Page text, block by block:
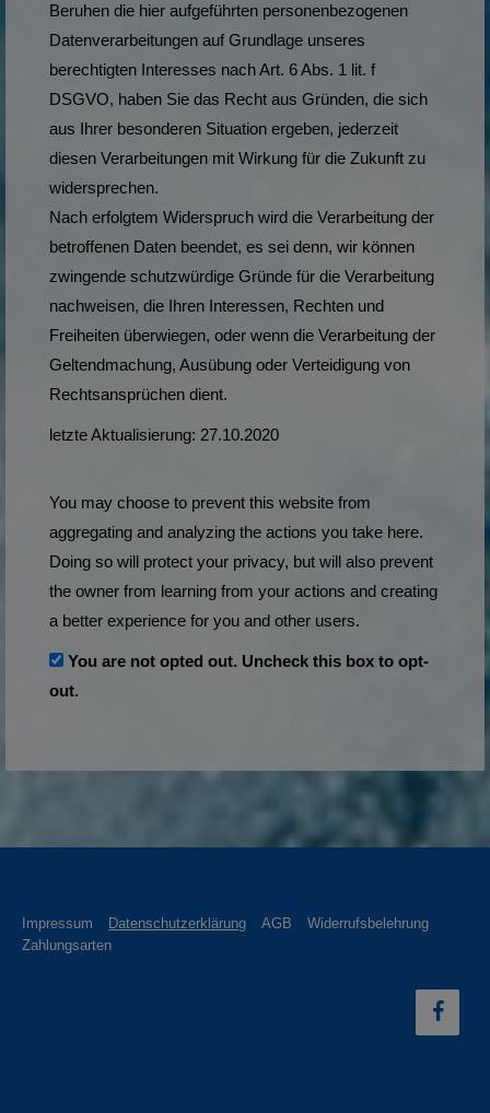
Beruhen die hier aufgeführten personenbezogenen
Datenverarbeitungen auf Grundlage unseres
berechtigten Interesses nach Art. 6 Abs. 1 lit. f
DSGVO, haben Sie das Recht aus Gründen, die sich
aus Ihrer besonderen Situation ergeben, jederzeit
diesen Verarbeitungen mit Wirkung für die Zukunft zu
widersprechen.
Nach erfolgtem Widerspruch wird die Verarbeitung der
betroffenen Daten beendet, es sei denn, wir können
zwingende schutzwürdige Gründe für die Verarbeitung
nachweisen, die Ihren Interessen, Rechten und
Freiheiten überwiegen, oder wenn die Verarbeitung der
Geltendmachung, Ausübung oder Verteidigung von
Rechtsansprüchen dient.
letzte Aktualisierung: 27.10.2020
You may choose to prevent this website from
aggregating and analyzing the actions you take here.
Doing so will protect your privacy, but will also prevent
the owner from learning from your actions and creating
a better experience for you and other users.
You are not opted out. Uncheck this box to opt-
out.
Impressum Datenschutzerklärung AGB
Widerrufsbelehrung
Zahlungsarten